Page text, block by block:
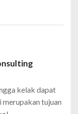
kelak dapat
tujuan